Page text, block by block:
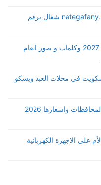
رابط نتيجة الدبلومات الفنية 2026 nategafany.emis شغال برقم
رسائل تهنئة رأس السنة الهجرية 1448- 2027 وكلمات و صور العام
2026 وعلب البسكويت في محلات العبد وبسكو
اجمل أماكن خروجة العيد في القاهرة والمحافظات واسعارها 2026
2026 في عيد الأم علي الاجهزة الكهربائية